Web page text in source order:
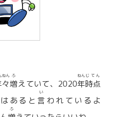
ねん
増
ふ
えていて、2020年
ねん
時点
じてん
はあると 言
い
われているよ
ふ